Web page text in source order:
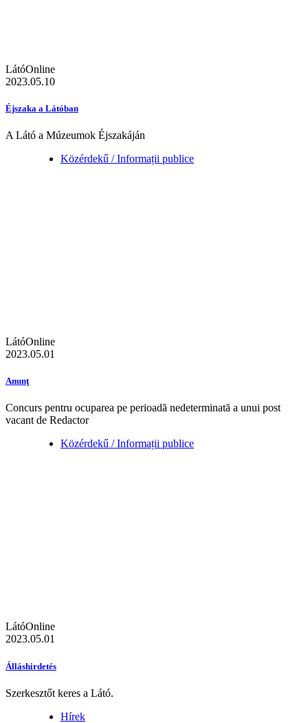
LátóOnline
2023.05.10
Éjszaka a Látóban
A Látó a Múzeumok Éjszakáján
Közérdekű / Informații publice
LátóOnline
2023.05.01
Anunţ
Concurs pentru ocuparea pe perioadă nedeterminată a unui post
vacant de Redactor
Közérdekű / Informații publice
LátóOnline
2023.05.01
Álláshirdetés
Szerkesztőt keres a Látó.
Hírek